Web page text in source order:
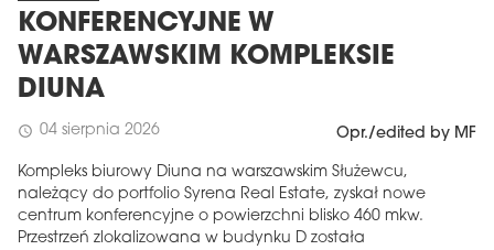
KONFERENCYJNE W
WARSZAWSKIM KOMPLEKSIE
DIUNA
schedule 04 sierpnia 2026 Opr./edited by MF
Kompleks biurowy Diuna na warszawskim Służewcu,
należący do portfolio Syrena Real Estate, zyskał nowe
centrum konferencyjne o powierzchni blisko 460 mkw.
Przestrzeń zlokalizowana w budynku D została